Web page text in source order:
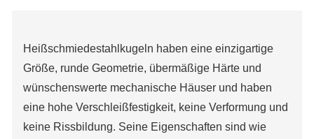
Heißschmiedestahlkugeln haben eine einzigartige
Größe, runde Geometrie, übermäßige Härte und
wünschenswerte mechanische Häuser und haben
eine hohe Verschleißfestigkeit, keine Verformung und
keine Rissbildung. Seine Eigenschaften sind wie